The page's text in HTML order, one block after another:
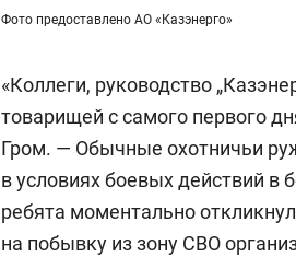
Фото предоставлено АО «Казэнерго»
«Коллеги, руководство
товарищей с самого первого
Гром. — Обычные охотничьи
в условиях боевых действий в
ребята моментально
на побывку из зону СВО